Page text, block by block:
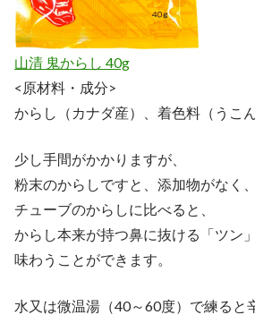
山清 鬼からし 40g
<原材料・成分>
からし（カナダ産）、着色料（うこん
少し手間がかかりますが、
粉末のからしですと、添加物がなく、
チューブのからしに比べると、
からし本来が持つ鼻に抜ける「ツン
味わうことができます。
水又は微温湯（40～60度）で練ると